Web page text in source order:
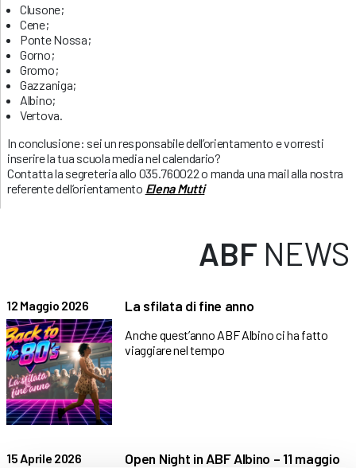
Clusone;
Cene;
Ponte Nossa;
Gorno;
Gromo;
Gazzaniga;
Albino;
Vertova.
In conclusione: sei un responsabile dell’orientamento e vorresti
inserire la tua scuola media nel calendario?
Contatta la segreteria allo 035.760022 o manda una mail alla nostra
referente dell’orientamento Elena Mutti
ABF NEWS
12 Maggio 2026 La sfilata di fine anno
Anche quest’anno ABF Albino ci ha fatto
viaggiare nel tempo
15 Aprile 2026 Open Night in ABF Albino – 11 maggio